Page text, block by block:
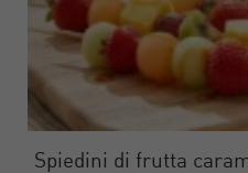
Spiedini di frutta